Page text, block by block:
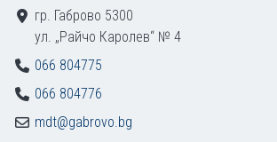
гр. Габрово 5300
ул. „Райчо Каролев“ № 4
066 804775
066 804776
mdt@gabrovo.bg